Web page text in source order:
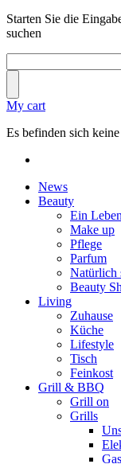
Starten Sie die
suchen
My cart
Es befinden sich
News
Beauty
Ein
Make up
Pflege
Parfum
Natürlich
Beauty
Living
Zuhause
Küche
Lifestyle
Tisch
Feinkost
Grill & BBQ
Grill on
Grills
Gas